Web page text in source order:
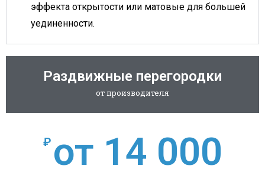
эффекта открытости или матовые для большей
уединенности.
Раздвижные перегородки
от производителя
₽ от 14 000